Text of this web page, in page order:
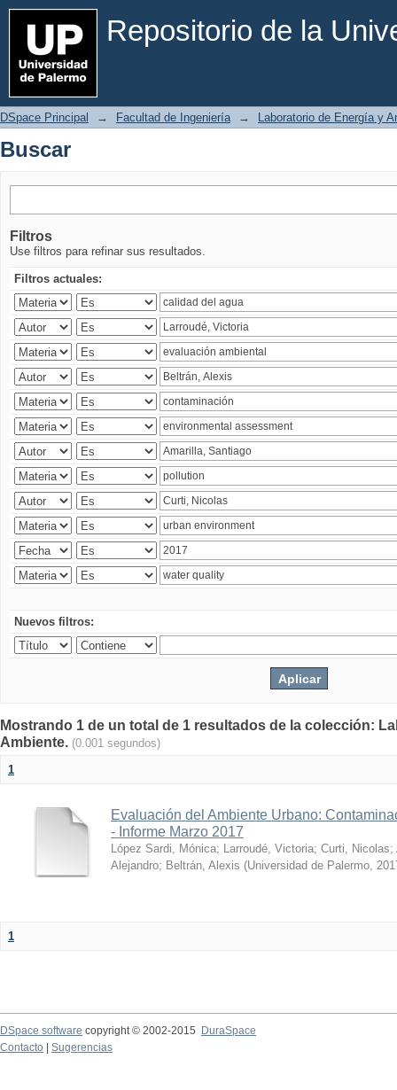
Repositorio de la
Buscar
DSpace Principal → Facultad de Ingeniería → Laboratorio de Energía y
Buscar
Filtros
Use filtros para refinar sus resultados.
Filtros actuales:
Nuevos filtros:
Mostrando 1 de un total de 1 resultados de la colección:
Ambiente. (0.001 segundos)
1
Evaluación del Ambiente Urbano:
- Informe Marzo 2017
López Sardi, Mónica; Larroudé, Victoria; Curti, Nicolas;
Alejandro; Beltrán, Alexis (Universidad de Palermo,
1
DSpace software copyright © 2002-2015
DuraSpace
Contacto
Sugerencias